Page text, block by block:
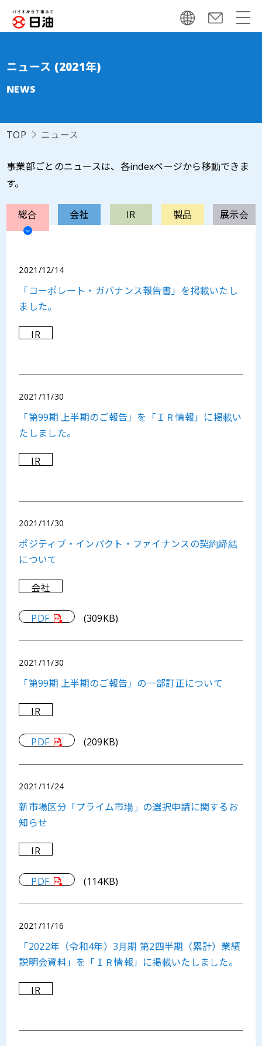
ニュース (2021年)
NEWS
TOP ニュース
事業部ごとのニュースは、各indexページから移動できま
す。
総合 会社 IR 製品 展示会
2021/12/14
「コーポレート・ガバナンス報告書」を掲載いたし
ました。
IR
2021/11/30
「第99期 上半期のご報告」を「ＩＲ情報」に掲載い
たしました。
IR
2021/11/30
ポジティブ・インパクト・ファイナンスの契約締結
について
会社
PDF (309KB)
2021/11/30
「第99期 上半期のご報告」の一部訂正について
IR
PDF (209KB)
2021/11/24
新市場区分「プライム市場」の選択申請に関するお
知らせ
IR
PDF (114KB)
2021/11/16
「2022年（令和4年）3月期 第2四半期（累計）業績
説明会資料」を「ＩＲ情報」に掲載いたしました。
IR